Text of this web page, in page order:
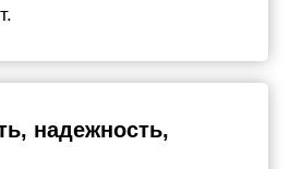
надежность,